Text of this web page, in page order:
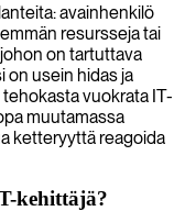
avainhenkilö
resursseja tai
on tartuttava
on usein hidas ja
tehokasta vuokrata IT-
muutamassa
ketteryyttä reagoida
kehittäjä?